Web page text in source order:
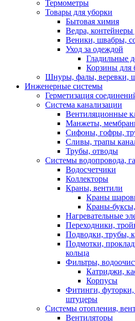
Термометры
Товары для уборки
Бытовая химия
Ведра, контейнеры
Веники, швабры,
Уход за одеждой
Гладильные
Корзины для
Шнуры, фалы, веревки,
Инженерные системы
Герметизация
Система канализации
Вентиляционные
Манжеты,
Сифоны, гофры,
Сливы, трапы
Трубы, отводы
Системы водопровода,
Водосчетчики
Коллекторы
Краны, вентили
Краны
Краны-
Нагревательные
Переходники,
Подводки, трубы,
Подмотки,
кольца
Фильтры,
Катриджи,
Корпусы
Фитинги,
штуцеры
Системы отопления,
Вентиляторы